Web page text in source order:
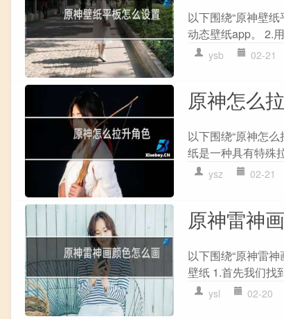
以下围绕“原神壁
动态壁纸app。 2.
ysb 02-21
原神怎么
以下围绕“原神怎
纸是一种具有特殊
ysz 02-21
原神雷神
以下围绕“原神雷
壁纸 1.首先我们找
ysl 02-20